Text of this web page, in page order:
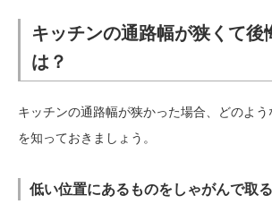
キッチンの通路幅が狭くて後
は？
キッチンの通路幅が狭かった場合、どのよ
を知っておきましょう。
低い位置にあるものをしゃがんで取